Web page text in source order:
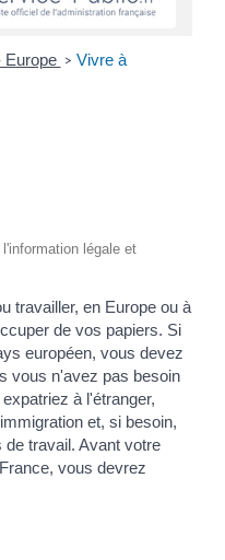
Europe > Vivre à
légale et
travailler, en Europe ou à
de vos papiers. Si
européen, vous devez
vous n'avez pas besoin
à l'étranger,
et, si besoin,
travail. Avant votre
vous devrez